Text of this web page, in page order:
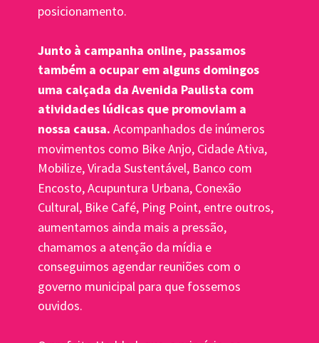
posicionamento.
Junto à campanha online, passamos
também a ocupar em alguns domingos
uma calçada da Avenida Paulista com
atividades lúdicas que promoviam a
nossa causa. Acompanhados de inúmeros
movimentos como Bike Anjo, Cidade Ativa,
Mobilize, Virada Sustentável, Banco com
Encosto, Acupuntura Urbana, Conexão
Cultural, Bike Café, Ping Point, entre outros,
aumentamos ainda mais a pressão,
chamamos a atenção da mídia e
conseguimos agendar reuniões com o
governo municipal para que fossemos
ouvidos.